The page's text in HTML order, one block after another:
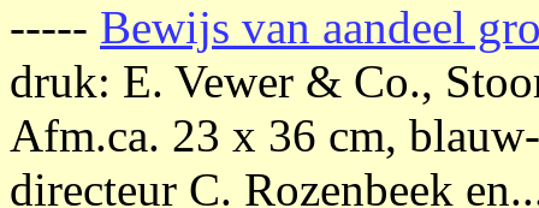
----- Bewijs van aandeel
druk: E. Vewer & Co.,
Afm.ca. 23 x 36 cm,
directeur C. Rozenbeek